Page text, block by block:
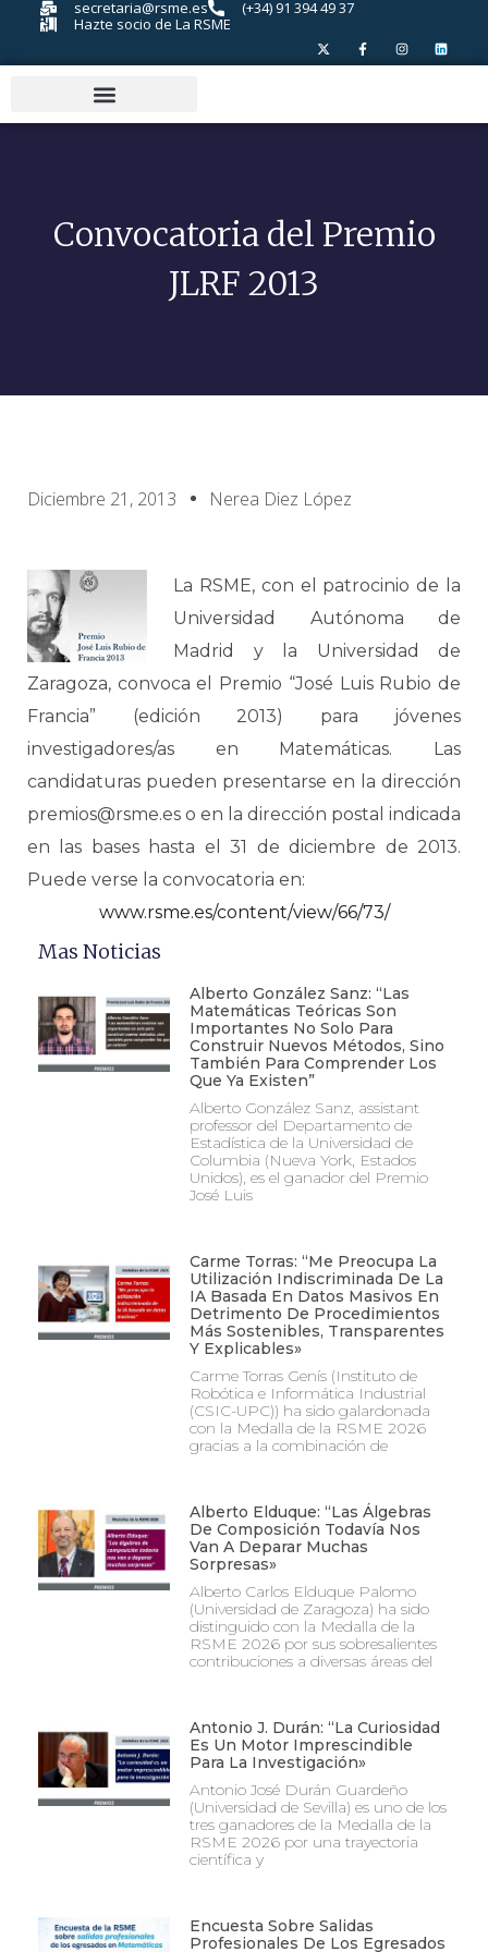
secretaria@rsme.es
(+34) 91 394 49 37
Hazte socio de La RSME
Convocatoria del Premio
JLRF 2013
Diciembre 21, 2013 Nerea Diez López
La RSME, con el patrocinio de la
Universidad Autónoma de
Madrid y la Universidad de
Zaragoza, convoca el Premio “José Luis Rubio de
Francia” (edición 2013) para jóvenes
investigadores/as en Matemáticas. Las
candidaturas pueden presentarse en la dirección
premios@rsme.es o en la dirección postal indicada
en las bases hasta el 31 de diciembre de 2013.
Puede verse la convocatoria en:
www.rsme.es/content/view/66/73/
Mas Noticias
Alberto González Sanz: “Las
Matemáticas Teóricas Son
Importantes No Solo Para
Construir Nuevos Métodos, Sino
También Para Comprender Los
Que Ya Existen”
Alberto González Sanz, assistant
professor del Departamento de
Estadística de la Universidad de
Columbia (Nueva York, Estados
Unidos), es el ganador del Premio
José Luis
Carme Torras: “Me Preocupa La
Utilización Indiscriminada De La
IA Basada En Datos Masivos En
Detrimento De Procedimientos
Más Sostenibles, Transparentes
Y Explicables»
Carme Torras Genís (Instituto de
Robótica e Informática Industrial
(CSIC-UPC)) ha sido galardonada
con la Medalla de la RSME 2026
gracias a la combinación de
Alberto Elduque: “Las Álgebras
De Composición Todavía Nos
Van A Deparar Muchas
Sorpresas»
Alberto Carlos Elduque Palomo
(Universidad de Zaragoza) ha sido
distinguido con la Medalla de la
RSME 2026 por sus sobresalientes
contribuciones a diversas áreas del
Antonio J. Durán: “La Curiosidad
Es Un Motor Imprescindible
Para La Investigación»
Antonio José Durán Guardeño
(Universidad de Sevilla) es uno de los
tres ganadores de la Medalla de la
RSME 2026 por una trayectoria
científica y
Encuesta Sobre Salidas
Profesionales De Los Egresados